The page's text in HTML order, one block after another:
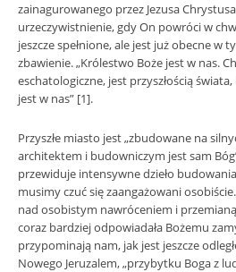
zainagurowanego przez Jezusa
urzeczywistnienie, gdy On powróci w
jeszcze spełnione, ale jest już obecne w
zbawienie. „Królestwo Boże jest w nas.
eschatologiczne, jest przyszłością
jest w nas” [1].
Przyszłe miasto jest „zbudowane na
architektem i budowniczym jest sam
przewiduje intensywne dzieło
musimy czuć się zaangażowani
nad osobistym nawróceniem i
coraz bardziej odpowiadała Bożemu
przypominają nam, jak jest jeszcze
Nowego Jeruzalem, „przybytku Boga z